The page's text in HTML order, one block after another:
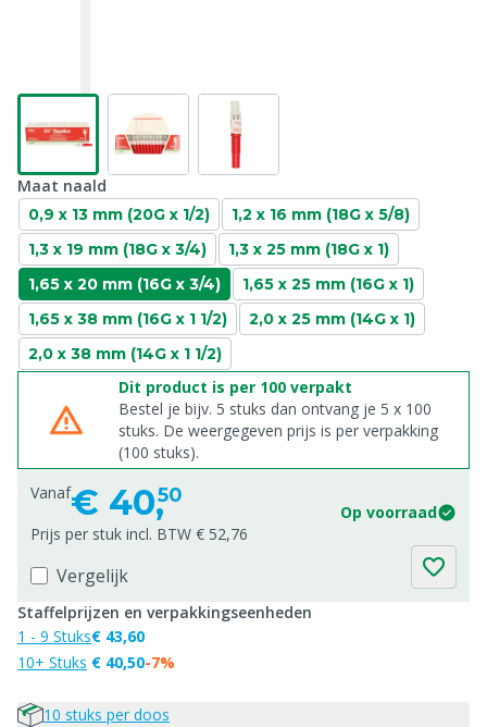
Maat naald
0,9 x 13 mm (20G x 1/2)
1,2 x 16 mm (18G x 5/8)
1,3 x 19 mm (18G x 3/4)
1,3 x 25 mm (18G x 1)
1,65 x 20 mm (16G x 3/4)
1,65 x 25 mm (16G x 1)
1,65 x 38 mm (16G x 1 1/2)
2,0 x 25 mm (14G x 1)
2,0 x 38 mm (14G x 1 1/2)
Dit product is per 100 verpakt
Bestel je bijv. 5 stuks dan ontvang je 5 x 100
stuks. De weergegeven prijs is per verpakking
(100 stuks).
Vanaf€ 40,50
Op voorraad
Prijs per stuk incl. BTW € 52,76
Vergelijk
Staffelprijzen en verpakkingseenheden
1 - 9 Stuks
10+ Stuks
€ 43,60
€ 40,50-7%
10 stuks per doos